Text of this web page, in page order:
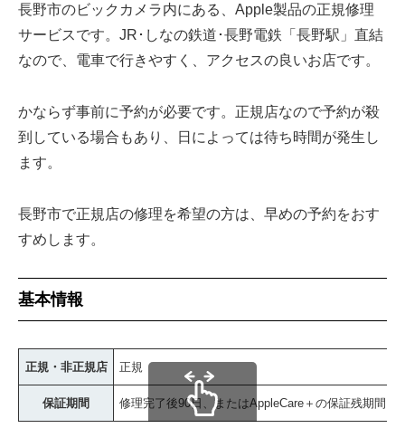
長野市のビックカメラ内にある、Apple製品の正規修理
サービスです。JR･しなの鉄道･長野電鉄「長野駅」直結
なので、電車で行きやすく、アクセスの良いお店です。
かならず事前に予約が必要です。正規店なので予約が殺
到している場合もあり、日によっては待ち時間が発生し
ます。
長野市で正規店の修理を希望の方は、早めの予約をおす
すめします。
基本情報
正規・非正規店 正規
保証期間 修理完了後90日、またはAppleCare＋の保証残期間、